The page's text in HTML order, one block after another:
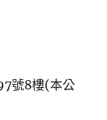
號8樓(本公